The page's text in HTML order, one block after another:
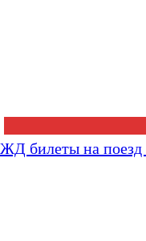
ЖД билеты на поезд